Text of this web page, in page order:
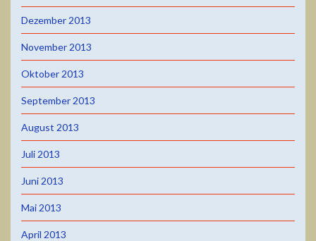
Dezember 2013
November 2013
Oktober 2013
September 2013
August 2013
Juli 2013
Juni 2013
Mai 2013
April 2013